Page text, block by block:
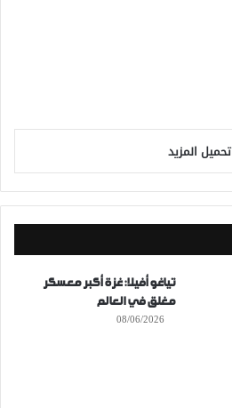
تحميل المزيد
تياغو أفيلا: غزة أكبر معسكر
مغلق في العالم
08/06/2026